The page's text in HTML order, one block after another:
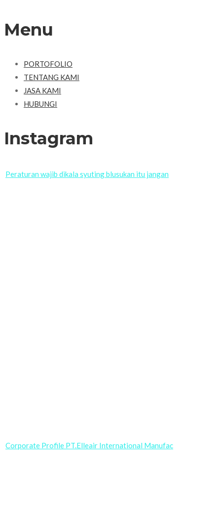
Menu
PORTOFOLIO
TENTANG KAMI
JASA KAMI
HUBUNGI
Instagram
Peraturan wajib dikala syuting blusukan itu jangan
Corporate Profile PT.Elleair International Manufac